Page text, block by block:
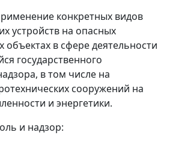
конкретных видов
устройств на опасных
объектах в сфере деятельности
государственного
в том числе на
сооружений на
и энергетики.
и надзор: